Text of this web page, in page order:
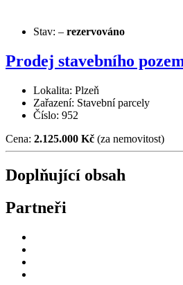
Stav: – rezervováno
Prodej stavebního
Lokalita: Plzeň
Zařazení: Stavební parcely
Číslo: 952
Cena: 2.125.000 Kč (za nemovitost)
Doplňující obsah
Partneři